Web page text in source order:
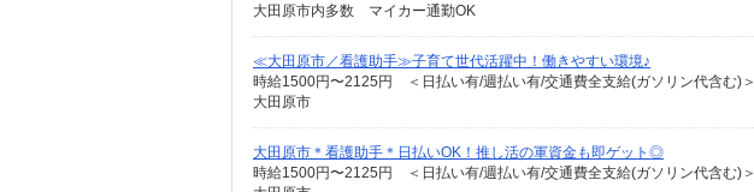
大田原市内多数 マイカー通勤OK
≪大田原市／看護助手≫子育て世代活躍中！働きやすい環境♪
時給1500円〜2125円 ＜日払い有/週払い有/交通費全支給(ガソリン代含む)＞
大田原市
大田原市＊看護助手＊日払いOK！推し活の軍資金も即ゲット◎
時給1500円〜2125円 ＜日払い有/週払い有/交通費全支給(ガソリン代含む)＞